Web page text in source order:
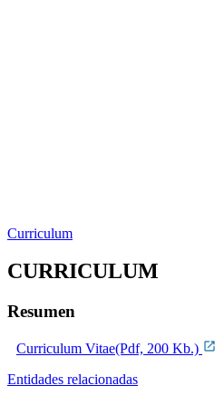
Curriculum
CURRICULUM
Resumen
Curriculum Vitae(Pdf, 200 Kb.)
Entidades relacionadas